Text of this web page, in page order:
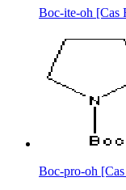
Boc-ite-oh [Cas
Boc-pro-oh